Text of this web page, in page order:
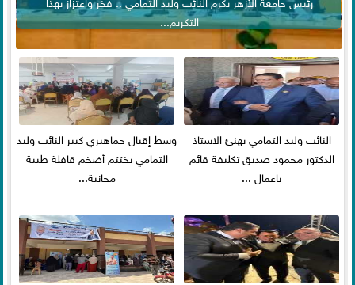
التكريم...
النائب وليد التمامي يهنئ الاستاذ
الدكتور محمود صديق تكليفة قائم
باعمال ...
وسط إقبال جماهيري كبير النائب وليد
التمامي يختتم أضخم قافلة طبية
مجانية...